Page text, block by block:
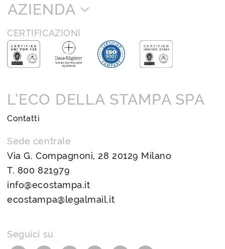
AZIENDA
CERTIFICAZIONI
L’ECO DELLA STAMPA SPA
Contatti
Sede centrale
Via G. Compagnoni, 28 20129 Milano
T. 800 821979
info@ecostampa.it
ecostampa@legalmail.it
Seguici su